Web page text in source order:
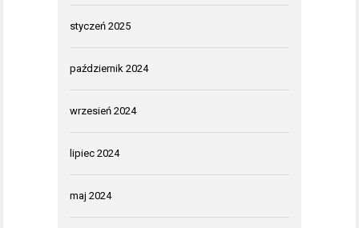
styczeń 2025
październik 2024
wrzesień 2024
lipiec 2024
maj 2024